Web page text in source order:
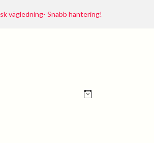
vägledning- Snabb hantering!